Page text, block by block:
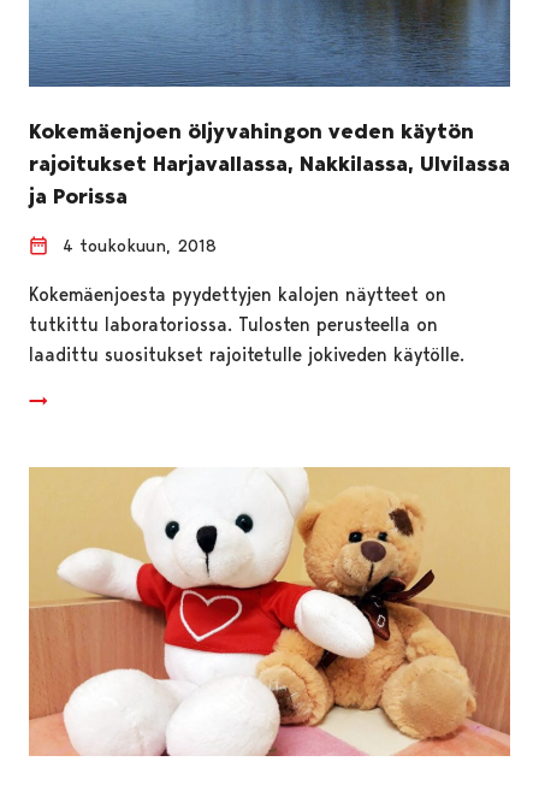
Kokemäenjoen öljyvahingon veden käytön
rajoitukset Harjavallassa, Nakkilassa, Ulvilassa
ja Porissa
4 toukokuun, 2018
Kokemäenjoesta pyydettyjen kalojen näytteet on
tutkittu laboratoriossa. Tulosten perusteella on
laadittu suositukset rajoitetulle jokiveden käytölle.